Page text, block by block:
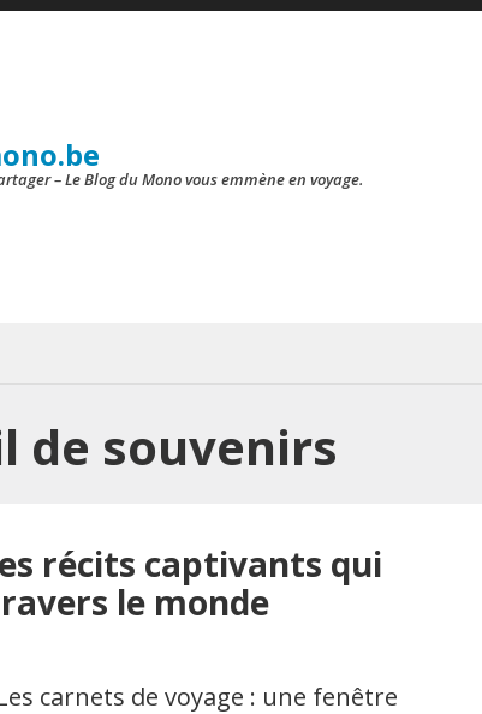
– Le Blog du Mono vous emmène en voyage.
de souvenirs
récits captivants qui
le monde
carnets de voyage : une fenêtre